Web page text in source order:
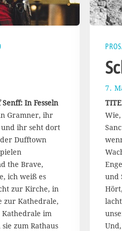
In Fesseln
Gramner, ihr
und ihr seht dort
Dufftown
the Brave,
ich weiß es
zur Kirche, in
zur Kathedrale,
im
zum Rathaus
7.
und